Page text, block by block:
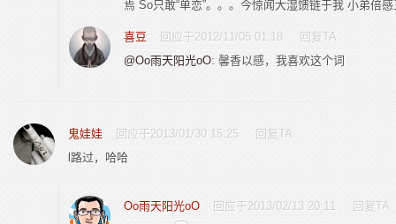
焉 So只敢“单恋”。。。今惊闻大湿馈链于我 小弟倍
喜豆 回应于2012/11/05 01:18
回复TA
@Oo雨天阳光oO: 馨香以感，我喜欢这个词
鬼娃娃 回应于2013/01/30 15:25
回复TA
l路过，哈哈
Oo雨天阳光oO 回应于2013/02/13 20:11
回复TA